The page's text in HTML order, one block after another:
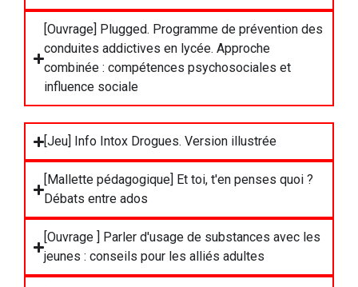
[Ouvrage] Plugged. Programme de prévention des
conduites addictives en lycée. Approche
combinée : compétences psychosociales et
influence sociale
[Jeu] Info Intox Drogues. Version illustrée
[Mallette pédagogique] Et toi, t'en penses quoi ?
Débats entre ados
[Ouvrage ] Parler d'usage de substances avec les
jeunes : conseils pour les alliés adultes